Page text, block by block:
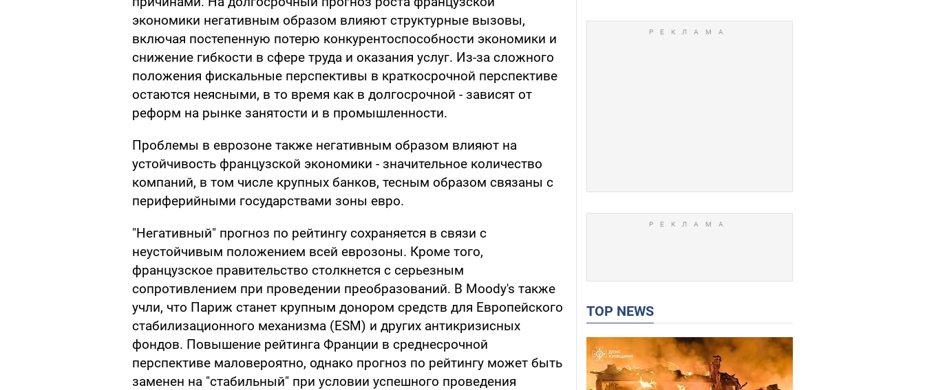
экономики негативным образом влияют структурные вызовы,
включая постепенную потерю конкурентоспособности экономики и
снижение гибкости в сфере труда и оказания услуг. Из-за сложного
положения фискальные перспективы в краткосрочной перспективе
остаются неясными, в то время как в долгосрочной - зависят от
реформ на рынке занятости и в промышленности.
Проблемы в еврозоне также негативным образом влияют на
устойчивость французской экономики - значительное количество
компаний, в том числе крупных банков, тесным образом связаны с
периферийными государствами зоны евро.
"Негативный" прогноз по рейтингу сохраняется в связи с
неустойчивым положением всей еврозоны. Кроме того,
французское правительство столкнется с серьезным
сопротивлением при проведении преобразований. В Moody's также
учли, что Париж станет крупным донором средств для Европейского
стабилизационного механизма (ESM) и других антикризисных
фондов. Повышение рейтинга Франции в среднесрочной
перспективе маловероятно, однако прогноз по рейтингу может быть
заменен на "стабильный" при условии успешного проведения
TOP NEWS